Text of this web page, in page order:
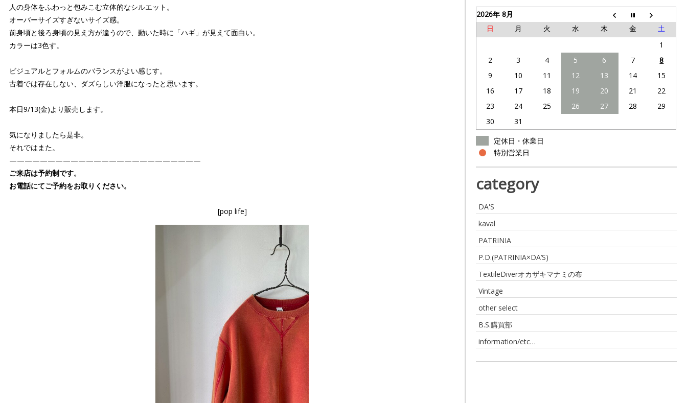
人の身体をふわっと包みこむ立体的なシルエット。
オーバーサイズすぎないサイズ感。
前身頃と後ろ身頃の見え方が違うので、動いた時に「ハギ」が見えて面白い。
カラーは3色す。
ビジュアルとフォルムのバランスがよい感じす。
古着では存在しない、ダズらしい洋服になったと思います。
本日9/13(金)より販売します。
気になりましたら是非。
それではまた。
—————————————————————————
ご来店は予約制です。
お電話にてご予約をお取りください。
[pop life]
2026年 8月
日
月 火 水 木 金
土
1
2
3 4 5 6 7
8
9
10 11 12 13 14
15
16
17 18 19 20 21
22
23
24 25 26 27 28
29
30
31
定休日・休業日
特別営業日
category
DA'S
kaval
PATRINIA
P.D.(PATRINIA×DA’S)
TextileDiverオカザキマナミの布
Vintage
other select
B.S.購買部
information/etc…